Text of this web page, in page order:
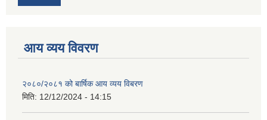
आय व्यय विवरण
२०८०/२०८१ को बार्षिक आय व्यय विबरण
मिति: 12/12/2024 - 14:15